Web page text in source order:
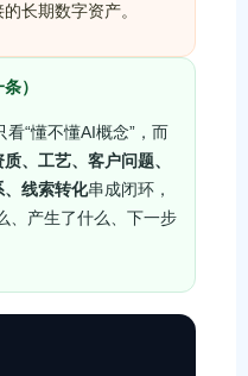
长期数字资产。
）
“懂不懂AI概念”，而
、工艺、客户问题、
、线索转化串成闭环，
、产生了什么、下一步